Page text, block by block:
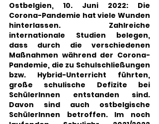
Ostbelgien, 10. Juni 2022: Die
Corona-Pandemie hat viele Wunden
hinterlassen. Zahlreiche
internationale Studien belegen,
dass durch die verschiedenen
Maßnahmen während der Corona-
Pandemie, die zu Schulschließungen
bzw. Hybrid-Unterricht führten,
große schulische Defizite bei
SchülerInnen entstanden sind.
Davon sind auch ostbelgische
SchülerInnen betroffen. Im noch